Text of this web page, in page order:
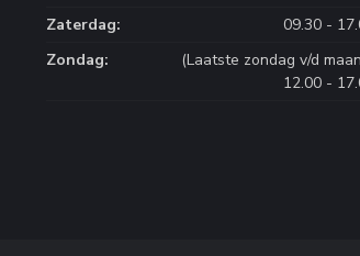
Zaterdag:
09.30 -
Zondag:
(Laatste zondag v/d
12.00 -